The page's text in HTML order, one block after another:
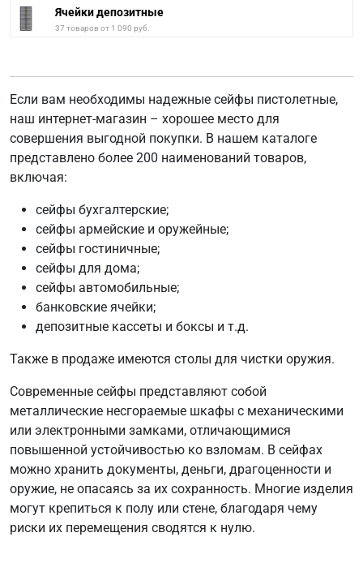
Ячейки депозитные
37 товаров от 1 090 руб.
Если вам необходимы надежные сейфы пистолетные,
наш интернет-магазин – хорошее место для
совершения выгодной покупки. В нашем каталоге
представлено более 200 наименований товаров,
включая:
сейфы бухгалтерские;
сейфы армейские и оружейные;
сейфы гостиничные;
сейфы для дома;
сейфы автомобильные;
банковские ячейки;
депозитные кассеты и боксы и т.д.
Также в продаже имеются столы для чистки оружия.
Современные сейфы представляют собой
металлические несгораемые шкафы с механическими
или электронными замками, отличающимися
повышенной устойчивостью ко взломам. В сейфах
можно хранить документы, деньги, драгоценности и
оружие, не опасаясь за их сохранность. Многие изделия
могут крепиться к полу или стене, благодаря чему
риски их перемещения сводятся к нулю.